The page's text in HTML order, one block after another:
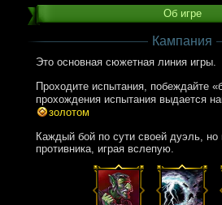
Об игре
Кампания
Это основная сюжетная линия игры.
Проходите испытания, побеждайте
прохождения испытания выдается
золотом
Каждый бой по сути своей дуэль, но
противника, играя вслепую.